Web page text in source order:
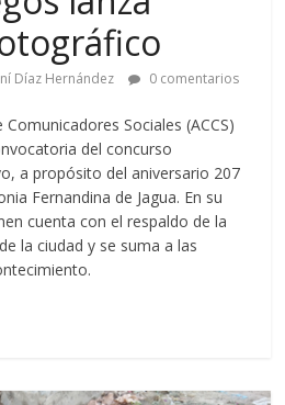
Díaz Hernández 0 comentarios
Sociales (ACCS)
del concurso
a propósito del aniversario 207
Fernandina de Jagua. En su
cuenta con el respaldo de la
la ciudad y se suma a las